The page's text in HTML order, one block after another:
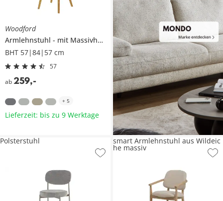
Woodford
Armlehnstuhl
mit Massivholzgestell
Muron
BHT 57|84|57 cm
57
ab 259,-
+ 5
Lieferzeit: bis zu 9 Werktage
Polsterstuhl smart Armlehnstuhl aus Wildeic
he massiv